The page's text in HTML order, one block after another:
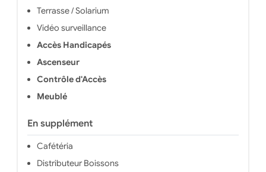
Terrasse / Solarium
Vidéo surveillance
Accès Handicapés
Ascenseur
Contrôle d'Accès
Meublé
En supplément
Cafétéria
Distributeur Boissons